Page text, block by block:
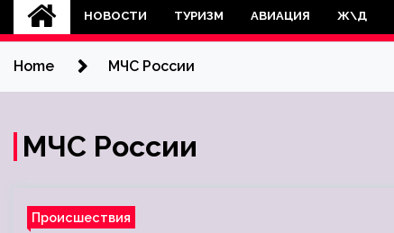
НОВОСТИ ТУРИЗМ АВИАЦИЯ Ж\Д
Home МЧС России
МЧС России
Происшествия